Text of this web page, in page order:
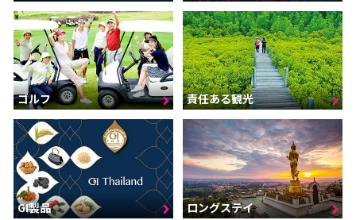
ゴルフ 責任ある観光
GI製品 ロングステイ